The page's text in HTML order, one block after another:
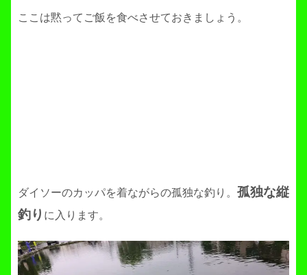
ここは黙ってご飯を食べさせておきましょう。
ダイソーのカッパを着ながらの孤独な釣り。 孤独な縦
釣り に入ります。